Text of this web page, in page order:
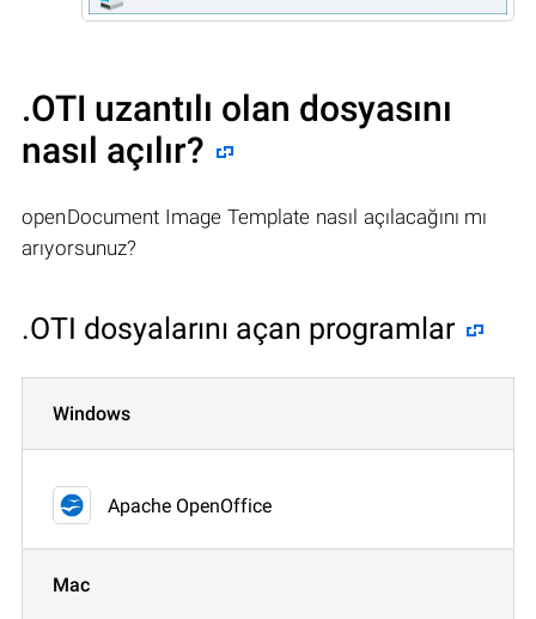
.OTI uzantılı olan dosyasını
nasıl açılır?
openDocument Image Template nasıl açılacağını mı
arıyorsunuz?
.OTI dosyalarını açan programlar
Windows
Apache OpenOffice
Mac